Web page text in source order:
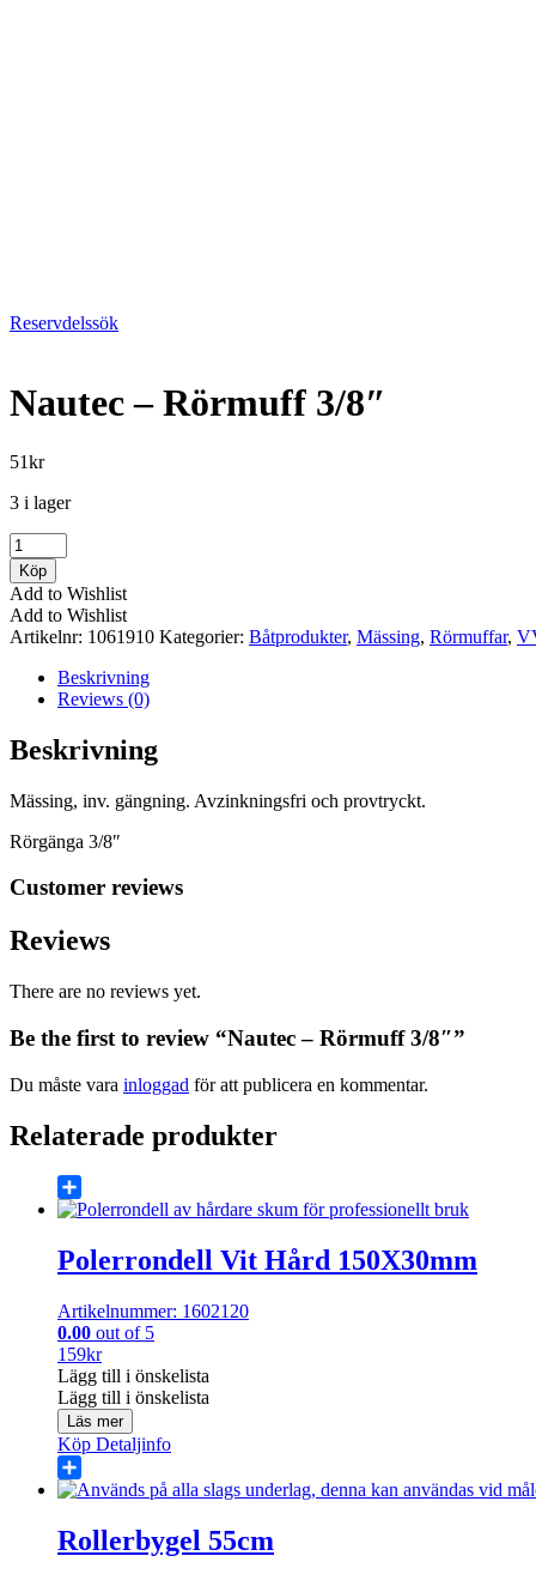
Reservdelssök
Nautec – Rörmuff 3/8″
51kr
3 i lager
Nautec
-
Rörmuff
3/8"
mängd
Köp
Add to Wishlist
Add to Wishlist
Artikelnr: 1061910 Kategorier: Båtprodukter, Mässing, Rörmuffar,
Beskrivning
Reviews (0)
Beskrivning
Mässing, inv. gängning. Avzinkningsfri och provtryckt.
Rörgänga 3/8″
Customer reviews
Reviews
There are no reviews yet.
Be the first to review “Nautec – Rörmuff 3/8″”
Du måste vara inloggad för att publicera en kommentar.
Relaterade produkter
Share
Polerrondell Vit Hård 150X30mm
Artikelnummer: 1602120
0.00 out of 5
159kr
Lägg till i önskelista
Lägg till i önskelista
Läs mer
Köp Detaljinfo
Share
Rollerbygel 55cm